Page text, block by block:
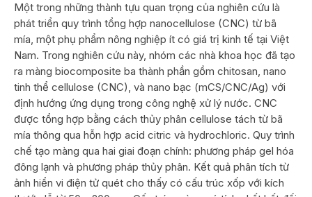
Một trong những thành tựu quan trọng của nghiên cứu là
phát triển quy trình tổng hợp nanocellulose (CNC) từ bã
mía, một phụ phẩm nông nghiệp ít có giá trị kinh tế tại Việt
Nam. Trong nghiên cứu này, nhóm các nhà khoa học đã tạo
ra màng biocomposite ba thành phần gồm chitosan, nano
tinh thể cellulose (CNC), và nano bạc (mCS/CNC/Ag) với
định hướng ứng dụng trong công nghệ xử lý nước. CNC
được tổng hợp bằng cách thủy phân cellulose tách từ bã
mía thông qua hỗn hợp acid citric và hydrochloric. Quy trình
chế tạo màng qua hai giai đoạn chính: phương pháp gel hóa
đông lạnh và phương pháp thủy phân. Kết quả phân tích từ
ảnh hiển vi điện tử quét cho thấy có cấu trúc xốp với kích